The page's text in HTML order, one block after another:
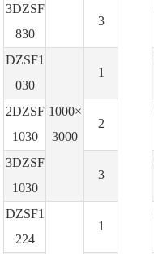
3DZSF
830
3
DZSF1
030
1000×
3000
1
2DZSF
1030
2
3DZSF
1030
3
DZSF1
224
1